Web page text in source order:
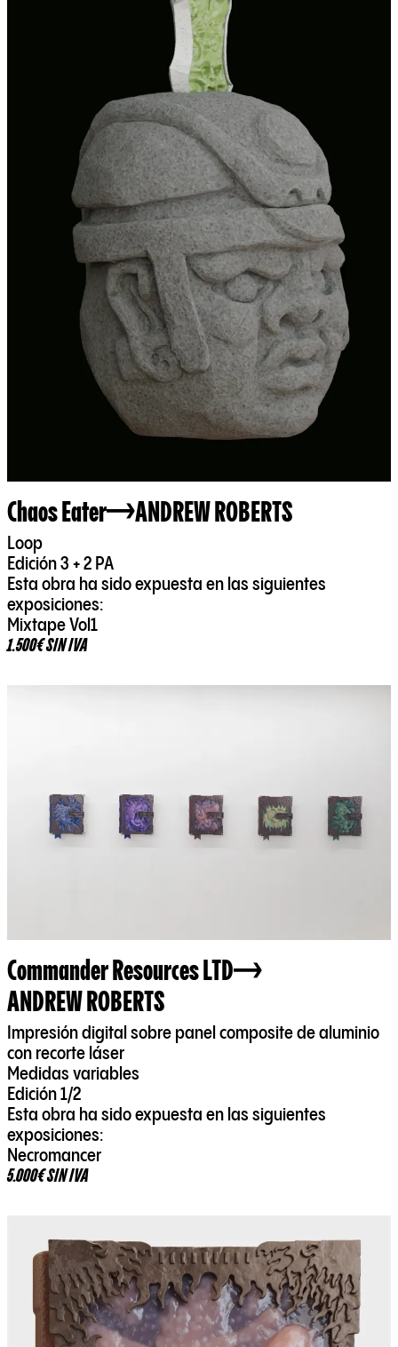
Chaos Eater ANDREW ROBERTS
Loop
Edición 3 + 2 PA
Esta obra ha sido expuesta en las siguientes
exposiciones:
Mixtape Vol1
1.500€ SIN IVA
Commander Resources LTD
ANDREW ROBERTS
Impresión digital sobre panel composite de aluminio
con recorte láser
Medidas variables
Edición 1/2
Esta obra ha sido expuesta en las siguientes
exposiciones:
Necromancer
5.000€ SIN IVA